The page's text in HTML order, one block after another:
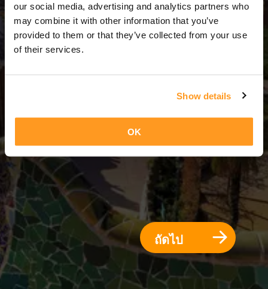
our social media, advertising and analytics partners who
may combine it with other information that you’ve
provided to them or that they’ve collected from your use
of their services.
Show details
OK
3 วัน = 2 คืน
ถัดไป